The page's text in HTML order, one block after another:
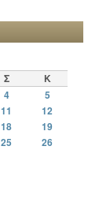
Σ
Κ
4
5
11 12
18 19
25
26